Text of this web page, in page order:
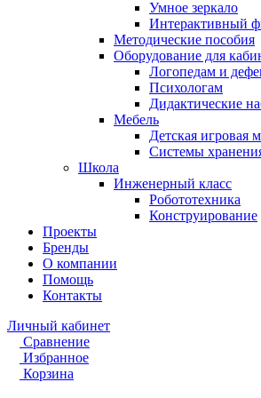
Умное зеркало
Интерактивный
Методические пособия
Оборудование для
Логопедам и
Психологам
Дидактические
Мебель
Детская игровая
Системы
Школа
Инженерный класс
Робототехника
Конструирование
Проекты
Бренды
О компании
Помощь
Контакты
Личный кабинет
Сравнение
Избранное
Корзина